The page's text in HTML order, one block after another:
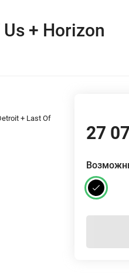
+ Horizon
+ Last Of
27